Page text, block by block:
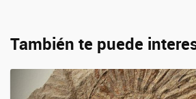
También te puede